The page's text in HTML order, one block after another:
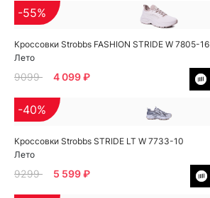
Кроссовки Strobbs FASHION STRIDE W 7805-16
Лето
-55%
9099 4 099 ₽
Кроссовки Strobbs STRIDE LT W 7733-10
Лето
-40%
9299 5 599 ₽